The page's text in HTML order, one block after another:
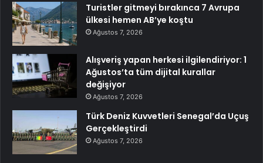
Turistler gitmeyi bırakınca 7 Avrupa
ülkesi hemen AB’ye koştu
Ağustos 7, 2026
Alışveriş yapan herkesi ilgilendiriyor: 1
Ağustos’ta tüm dijital kurallar
değişiyor
Ağustos 7, 2026
Türk Deniz Kuvvetleri Senegal’da Uçuş
Gerçekleştirdi
Ağustos 7, 2026